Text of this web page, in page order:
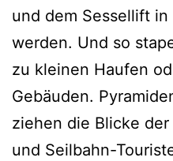
und dem Sessellift
werden. Und so
zu kleinen Haufen
Gebäuden.
ziehen die Blicke
und Seilbahn-